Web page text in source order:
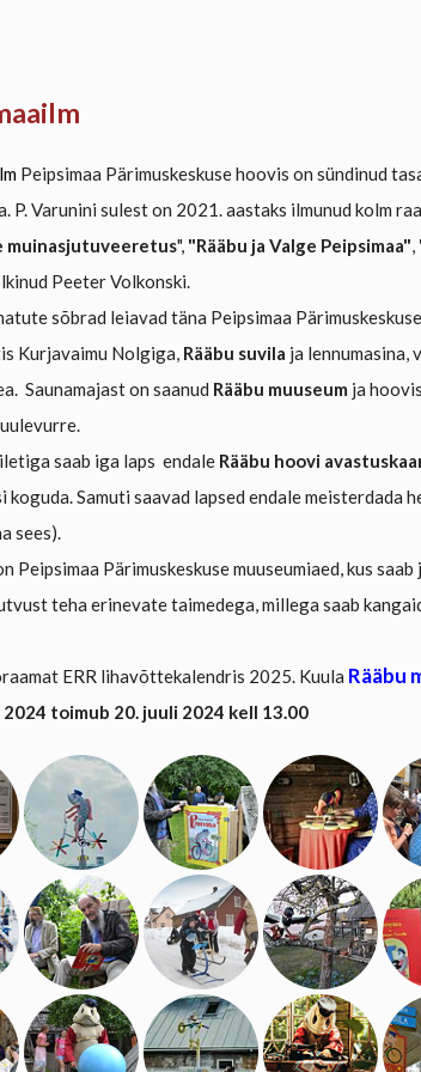
Peipsimaa Pärimuskeskuse hoovis on sündinud
P. Varunini sulest on 2021. aastaks ilmunud kolm
muinasjutuveeretus", "Rääbu ja Valge Peipsimaa",
Peeter Volkonski.
sõbrad leiavad täna Peipsimaa
Kurjavaimu Nolgiga, Rääbu suvila ja lennumasina,
Saunamajast on saanud Rääbu muuseum ja
saab iga laps endale Rääbu hoovi
koguda. Samuti saavad lapsed endale meisterdada
sees).
Peipsimaa Pärimuskeskuse muuseumiaed, kus
teha erinevate taimedega, millega saab
ERR lihavõttekalendris 2025. Kuula Rääbu
2024 toimub 20. juuli 2024 kell 13.00